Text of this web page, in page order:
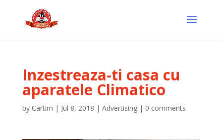
Inzestreaza-ti casa cu
aparatele Climatico
by Cartim | Jul 8, 2018 | Advertising| 0 comments